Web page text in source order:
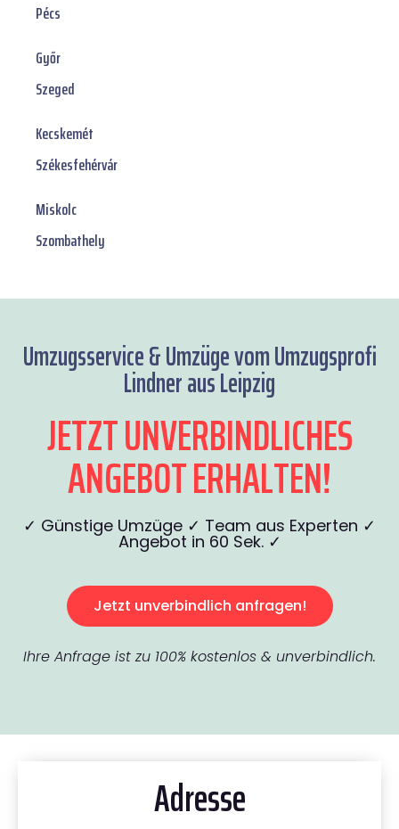
Pécs
Győr
Szeged
Kecskemét
Székesfehérvár
Miskolc
Szombathely
Umzugsservice & Umzüge vom Umzugsprofi
Lindner aus Leipzig
JETZT UNVERBINDLICHES
ANGEBOT ERHALTEN!
✓ Günstige Umzüge ✓ Team aus Experten ✓
Angebot in 60 Sek. ✓
Jetzt unverbindlich anfragen!
Ihre Anfrage ist zu 100% kostenlos & unverbindlich.
Adresse